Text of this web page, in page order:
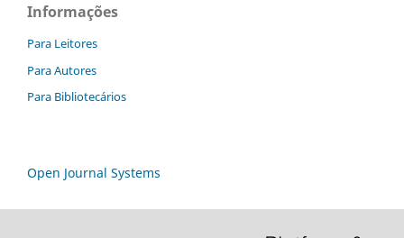
Informações
Para Leitores
Para Autores
Para Bibliotecários
Open Journal Systems